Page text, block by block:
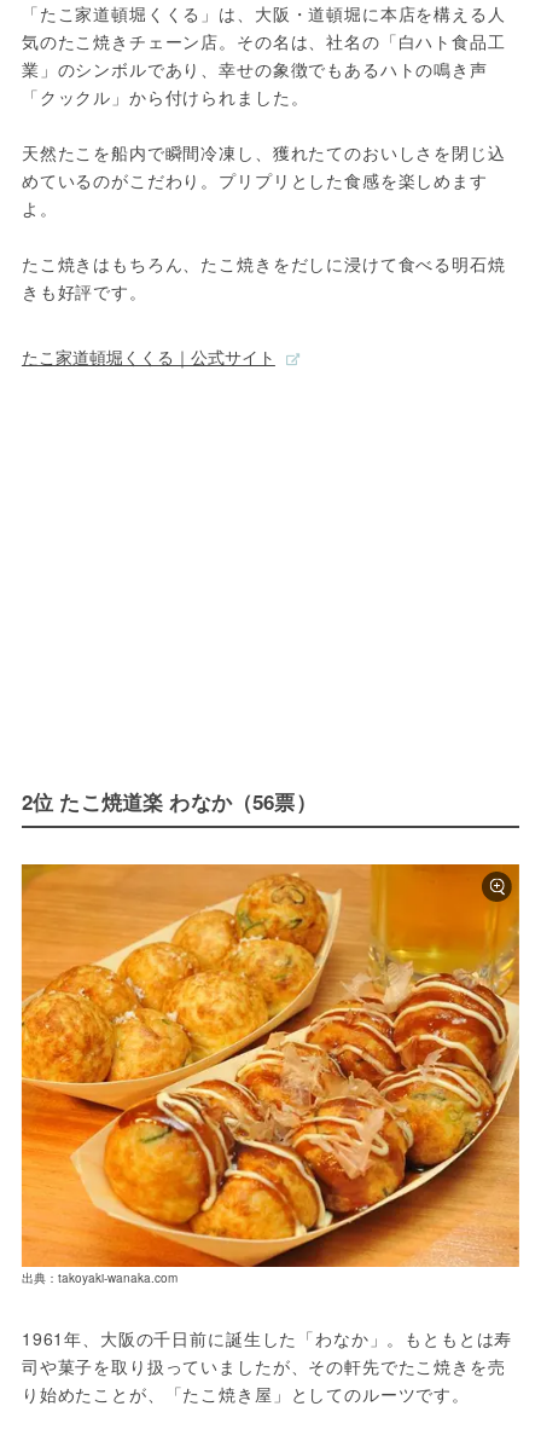
「たこ家道頓堀くくる」は、大阪・道頓堀に本店を構える人
気のたこ焼きチェーン店。その名は、社名の「白ハト食品工
業」のシンボルであり、幸せの象徴でもあるハトの鳴き声
「クックル」から付けられました。
天然たこを船内で瞬間冷凍し、獲れたてのおいしさを閉じ込
めているのがこだわり。プリプリとした食感を楽しめます
よ。
たこ焼きはもちろん、たこ焼きをだしに浸けて食べる明石焼
きも好評です。
たこ家道頓堀くくる｜公式サイト
2位 たこ焼道楽 わなか（56票）
出典：takoyaki-wanaka.com
1961年、大阪の千日前に誕生した「わなか」。もともとは寿
司や菓子を取り扱っていましたが、その軒先でたこ焼きを売
り始めたことが、「たこ焼き屋」としてのルーツです。